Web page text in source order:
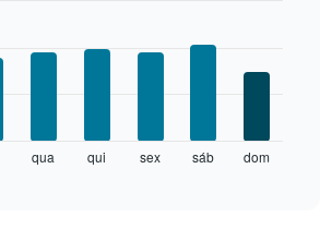
qua qui sex sáb dom